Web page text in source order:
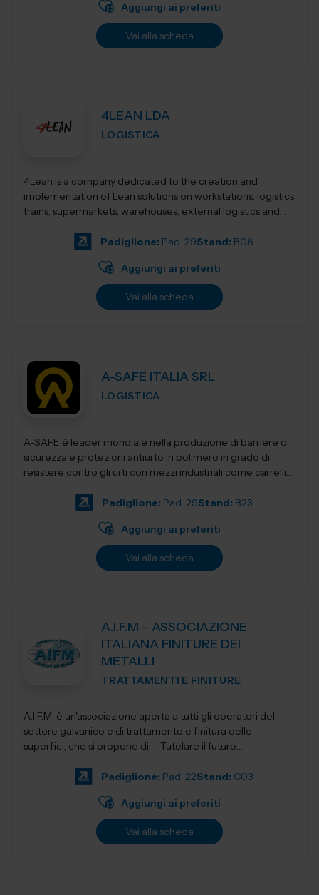
Aggiungi ai preferiti
Vai alla scheda
4LEAN LDA
LOGISTICA
4Lean is a company dedicated to the creation and
implementation of Lean solutions on workstations, logistics
trains, supermarkets, warehouses, external logistics and
Padiglione: Pad. 29Stand: B08
Aggiungi ai preferiti
Vai alla scheda
A-SAFE ITALIA SRL
LOGISTICA
A-SAFE è leader mondiale nella produzione di barriere di
sicurezza e protezioni antiurto in polimero in grado di
resistere contro gli urti con mezzi industriali come carrelli
Padiglione: Pad. 29Stand: B23
Aggiungi ai preferiti
Vai alla scheda
A.I.F.M – ASSOCIAZIONE
ITALIANA FINITURE DEI
METALLI
TRATTAMENTI E FINITURE
A.I.F.M. è un'associazione aperta a tutti gli operatori del
settore galvanico e di trattamento e finitura delle
superfici, che si propone di: - Tutelare il futuro
Padiglione: Pad. 22Stand: C03
Aggiungi ai preferiti
Vai alla scheda